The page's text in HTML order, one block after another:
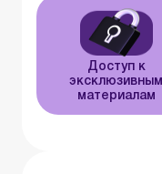
Доступ к
эксклюзивным
материалам